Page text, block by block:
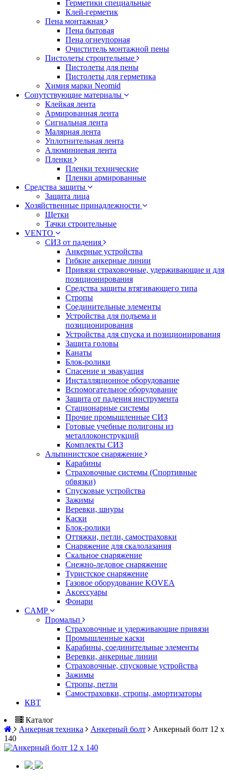
Герметики специальные
Клей-герметик
Пена монтажная
Пена бытовая
Пена огнеупорная
Очиститель монтажной пены
Пистолеты строительные
Пистолеты для пены
Пистолеты для герметика
Химия марки Neomid
Сопутствующие материалы
Клейкая лента
Армированная лента
Сигнальная лента
Малярная лента
Уплотнительная лента
Алюминиевая лента
Пленки
Пленки технические
Пленки армированные
Средства защиты
Защита лица
Хозяйственные принадлежности
Щетки
Тачки строительные
VENTO
СИЗ от падения
Анкерные устройства
Гибкие анкерные линии
Привязи страховочные, удерживающие и для
позиционирования
Средства защиты втягивающего типа
Стропы
Соединительные элементы
Устройства для подъема и
позиционирования
Устройства для спуска и позиционирования
Защита головы
Канаты
Блок-ролики
Спасение и эвакуация
Инсталляционное оборудование
Вспомогательное оборудование
Защита от падения инструмента
Стационарные системы
Прочие промышленные СИЗ
Готовые учебные полигоны из
металлоконструкций
Комплекты СИЗ
Альпинистское снаряжение
Карабины
Страховочные системы (Спортивные
обвязки)
Спусковые устройства
Зажимы
Веревки, шнуры
Каски
Блок-ролики
Оттяжки, петли, самостраховки
Снаряжение для скалолазания
Скальное снаряжение
Снежно-ледовое снаряжение
Туристское снаряжение
Газовое оборудование KOVEA
Аксессуары
Фонари
CAMP
Промальп
Страховочные и удерживающие привязи
Промышленные каски
Карабины, соединительные элементы
Веревки, анкерные линии
Страховочные, спусковые устройства
Зажимы
Стропы, петли
Самостраховки, стропы, амортизаторы
КВТ
Каталог
Анкерная техника
Анкерный болт
Анкерный болт 12 х
140